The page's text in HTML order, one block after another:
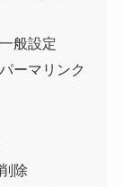
般設定
ーマリンク
除